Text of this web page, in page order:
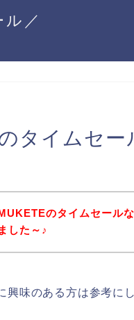
／
タイムセ
のタイムセール
ました～♪
興味のある方は参考に